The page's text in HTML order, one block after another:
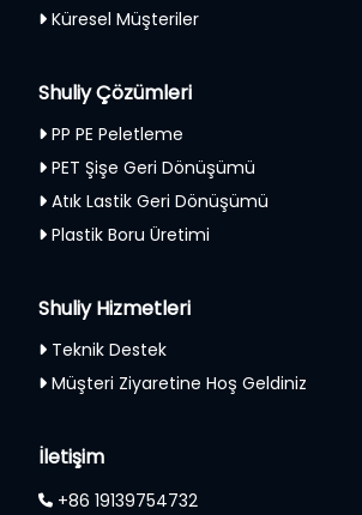
Küresel Müşteriler
Shuliy Çözümleri
PP PE Peletleme
PET Şişe Geri Dönüşümü
Atık Lastik Geri Dönüşümü
Plastik Boru Üretimi
Shuliy Hizmetleri
Teknik Destek
Müşteri Ziyaretine Hoş Geldiniz
İletişim
+86 19139754732